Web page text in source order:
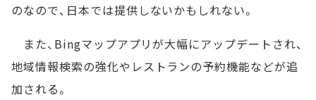
のなので、日本では提供しないかもしれない。
また、Bingマップアプリが大幅にアップデートされ、
地域情報検索の強化やレストランの予約機能などが追
加される。